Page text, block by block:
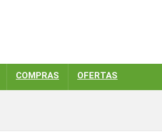
COMPRAS OFERTAS